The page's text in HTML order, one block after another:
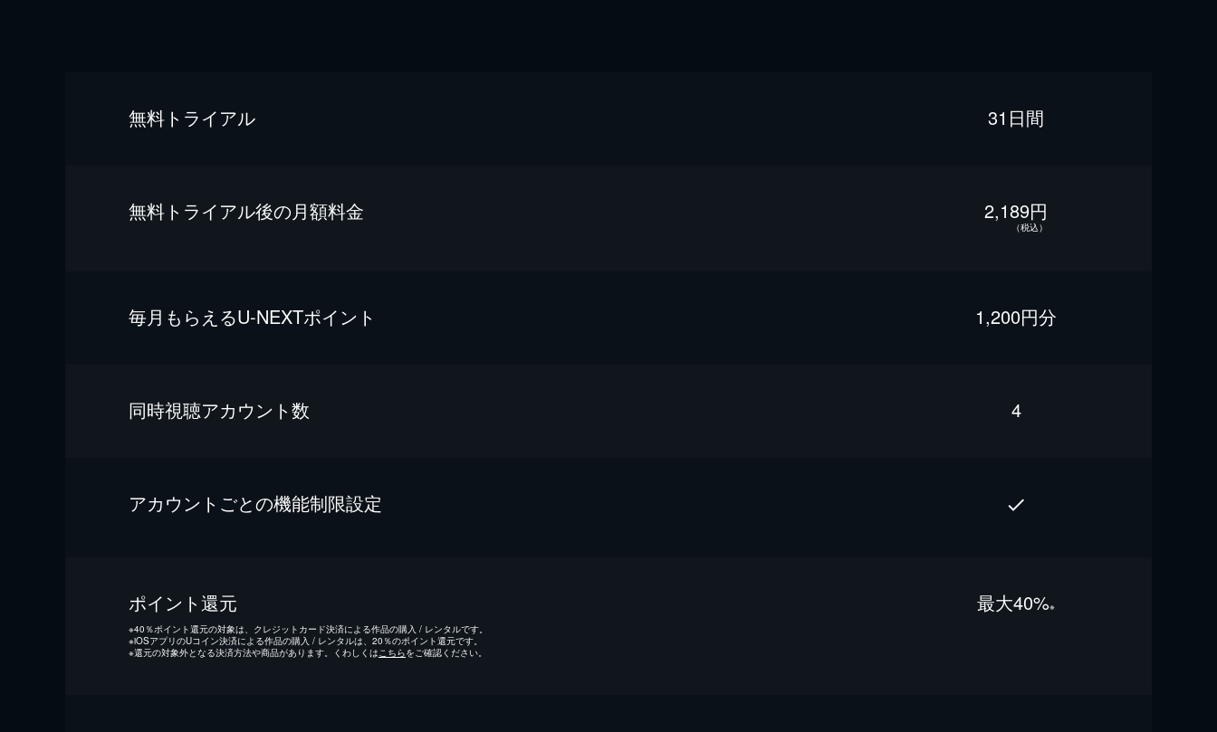
無料トライアル 31日間
無料トライアル後の⽉額料金 2,189円
（税込）
毎⽉もらえるU-NEXTポイント 1,200円分
同時視聴アカウント数 4
アカウントごとの機能制限設定
ポイント還元 最⼤40%※
※40％ポイント還元の対象は、クレジットカード決済による作品の購入 / レンタルです。
※iOSアプリのUコイン決済による作品の購入 / レンタルは、20％のポイント還元です。
※還元の対象外となる決済方法や商品があります。くわしくは こちらをご確認ください。